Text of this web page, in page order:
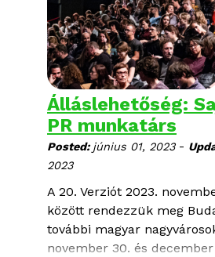
Álláslehetőség:
PR munkatárs
Posted:június 01, 2023 -
2023
A 20. Verziót 2023.
között rendezzük meg
további magyar
november 30. és